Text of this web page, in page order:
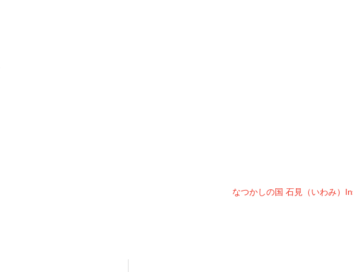
なつかしの国 石見（いわみ）